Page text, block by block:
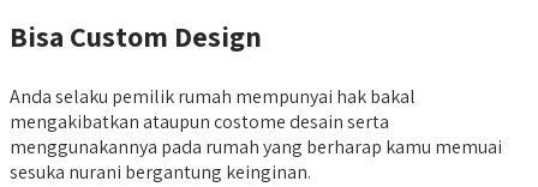
Bisa Custom Design
Anda selaku pemilik rumah mempunyai hak bakal
mengakibatkan ataupun costome desain serta
menggunakannya pada rumah yang berharap kamu memuai
sesuka nurani bergantung keinginan.